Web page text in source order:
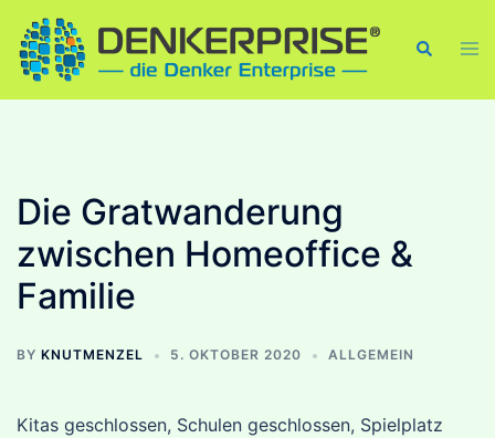
content
Search
Die Gratwanderung
zwischen Homeoffice &
Familie
BY KNUTMENZEL 5. OKTOBER 2020 ALLGEMEIN
Kitas geschlossen, Schulen geschlossen, Spielplatz